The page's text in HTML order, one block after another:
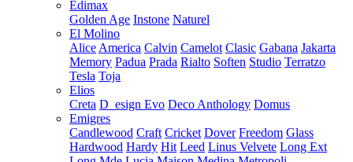
Edimax
Golden Age Instone Naturel
El Molino
Alice America Calvin Camelot Clasic Gabana Jakarta
Memory Padua Prada Rialto Soften Studio Terratzo
Tesla Toja
Elios
Creta D_esign Evo Deco Anthology Domus
Emigres
Candlewood Craft Cricket Dover Freedom Glass
Hardwood Hardy Hit Leed Linus Velvete Long Ext